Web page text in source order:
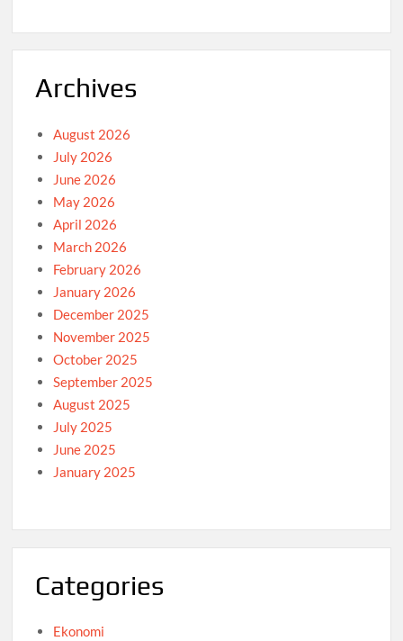
Archives
August 2026
July 2026
June 2026
May 2026
April 2026
March 2026
February 2026
January 2026
December 2025
November 2025
October 2025
September 2025
August 2025
July 2025
June 2025
January 2025
Categories
Ekonomi